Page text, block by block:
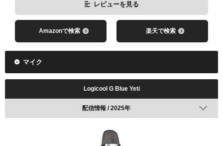
レビューを見る
Amazonで検索 楽天で検索
マイク
Logicool G Blue Yeti
配信情報 / 2025年